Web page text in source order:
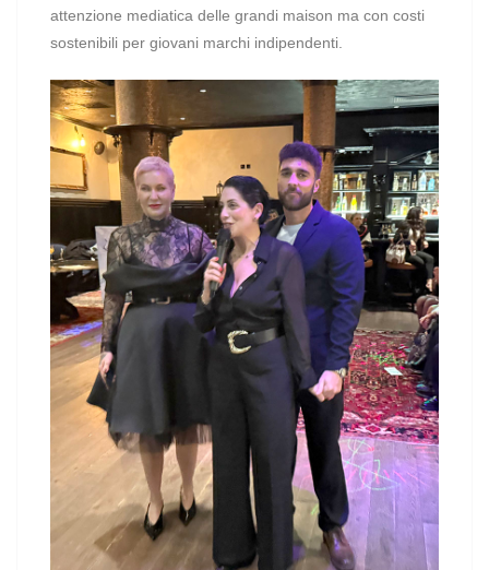
attenzione mediatica delle grandi maison ma con costi
sostenibili per giovani marchi indipendenti.